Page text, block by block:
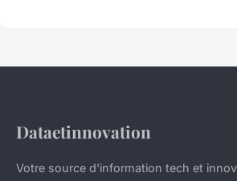
Dataetinnovation
Votre source d'information tech et